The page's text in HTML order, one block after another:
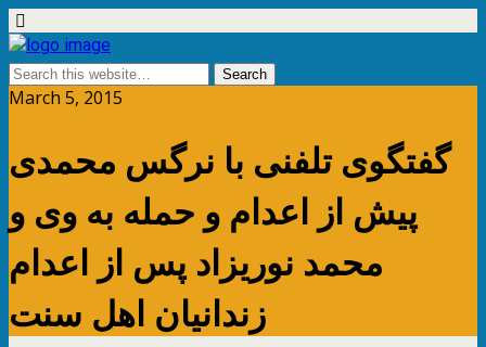
March 5, 2015
گفتگوی تلفنی با نرگس محمدی
پیش از اعدام و حمله به وی و
محمد نوریزاد پس از اعدام
زندانیان اهل سنت